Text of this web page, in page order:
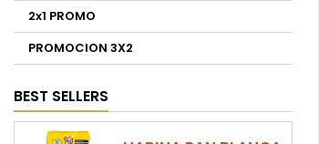
2x1 PROMO
PROMOCION 3X2
BEST SELLERS